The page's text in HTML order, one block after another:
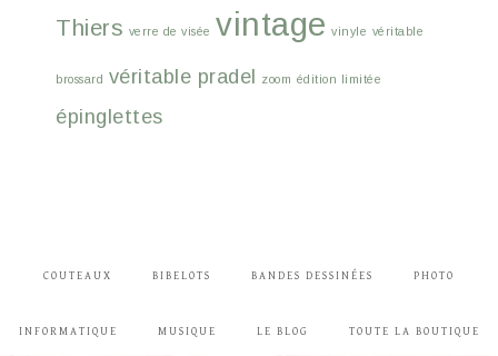
Thiers verre de visée vintage vinyle véritable
brossard véritable pradel zoom édition limitée
épinglettes
COUTEAUX BIBELOTS BANDES DESSINÉES PHOTO
INFORMATIQUE MUSIQUE LE BLOG TOUTE LA BOUTIQUE